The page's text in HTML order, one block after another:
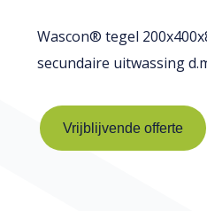
Wascon® tegel
secundaire uitwassing
Vrijblijvende offerte